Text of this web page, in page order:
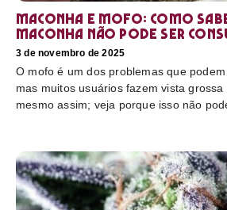
Maconha e mofo: como
maconha não pode ser
3 de novembro de 2025
O mofo é um dos problemas que podem
mas muitos usuários fazem vista grossa
mesmo assim; veja porque isso não